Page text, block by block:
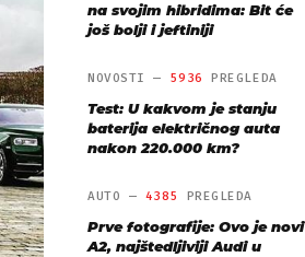
na svojim hibridima: Bit će
još bolji i jeftiniji
NOVOSTI — 5936 PREGLEDA
Test: U kakvom je stanju
baterija električnog auta
nakon 220.000 km?
AUTO — 4385 PREGLEDA
Prve fotografije: Ovo je novi
A2, najštedljiviji Audi u